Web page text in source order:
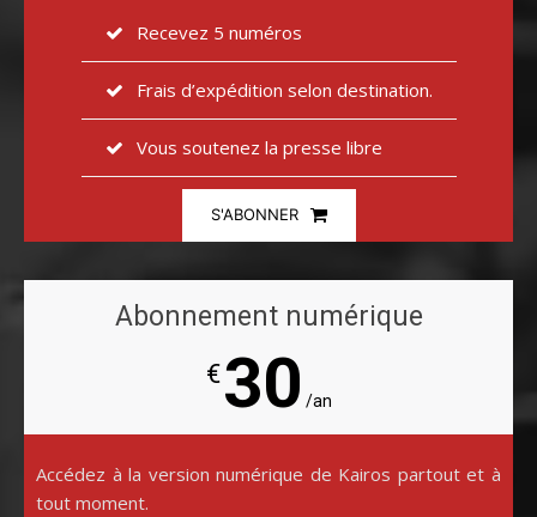
Recevez 5 numéros
Frais d’expédition selon destination.
Vous soutenez la presse libre
S'ABONNER
Abonnement numérique
€30 /an
Accédez à la version numérique de Kairos partout et à
tout moment.